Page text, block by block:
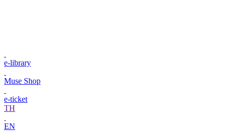
e-library
Muse Shop
e-ticket
TH
EN